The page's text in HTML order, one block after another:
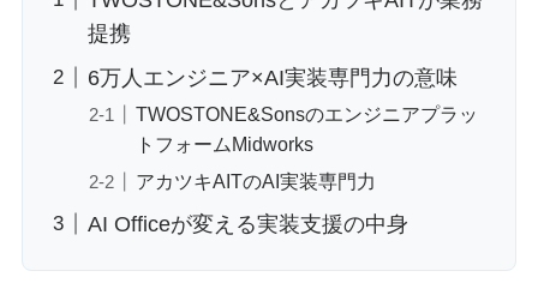
提携
6万人エンジニア×AI実装専門力の意味
TWOSTONE&Sonsのエンジニアプラッ
トフォームMidworks
アカツキAITのAI実装専門力
AI Officeが変える実装支援の中身